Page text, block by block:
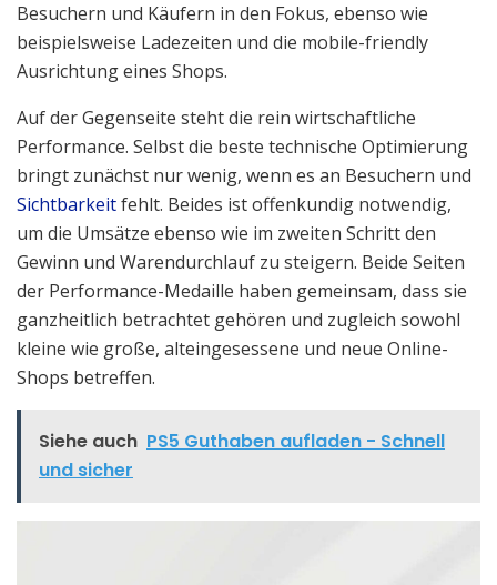
Besuchern und Käufern in den Fokus, ebenso wie
beispielsweise Ladezeiten und die mobile-friendly
Ausrichtung eines Shops.
Auf der Gegenseite steht die rein wirtschaftliche
Performance. Selbst die beste technische Optimierung
bringt zunächst nur wenig, wenn es an Besuchern und
Sichtbarkeitfehlt. Beides ist offenkundig notwendig,
um die Umsätze ebenso wie im zweiten Schritt den
Gewinn und Warendurchlauf zu steigern. Beide Seiten
der Performance-Medaille haben gemeinsam, dass sie
ganzheitlich betrachtet gehören und zugleich sowohl
kleine wie große, alteingesessene und neue Online-
Shops betreffen.
Siehe auch PS5 Guthaben aufladen - Schnell
und sicher